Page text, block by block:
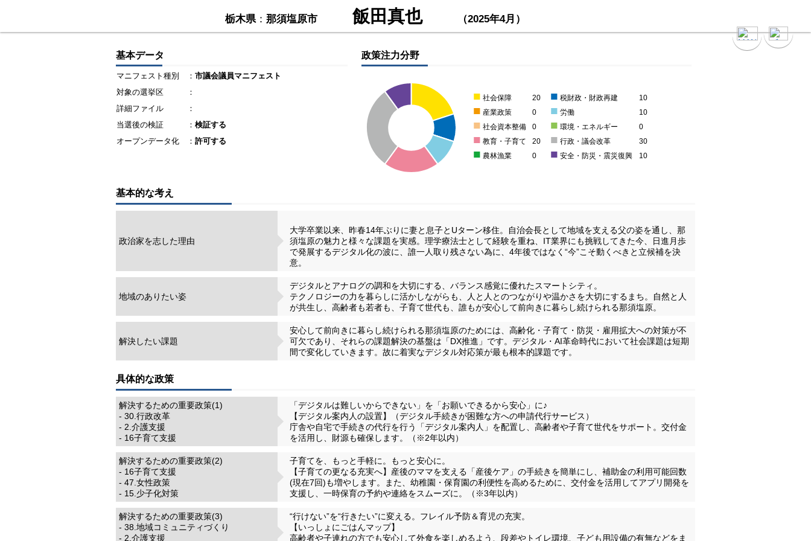
栃木県：那須塩原市 飯田真也 （2025年4月）
基本データ
マニフェスト種別 ： 市議会議員マニフェスト
対象の選挙区
：
詳細ファイル
：
当選後の検証
： 検証する
オープンデータ化
： 許可する
政策注力分野
■ 社会保障 20 ■ 税財政・財政再建 10
■ 産業政策 0 ■ 労働 10
■ 社会資本整備 0 ■ 環境・エネルギー 0
■ 教育・子育て 20 ■ 行政・議会改革 30
■ 農林漁業 0 ■ 安全・防災・震災復興 10
基本的な考え
政治家を志した理由
大学卒業以来、昨春14年ぶりに妻と息子とUターン移住。自治会長として地域を支える父の姿を通し、那
須塩原の魅力と様々な課題を実感。理学療法士として経験を重ね、IT業界にも挑戦してきた今、日進月歩
で発展するデジタル化の波に、誰一人取り残さない為に、4年後ではなく“今”こそ動くべきと立候補を決
意。
地域のありたい姿
デジタルとアナログの調和を大切にする、バランス感覚に優れたスマートシティ。
テクノロジーの力を暮らしに活かしながらも、人と人とのつながりや温かさを大切にするまち。自然と人
が共生し、高齢者も若者も、子育て世代も、誰もが安心して前向きに暮らし続けられる那須塩原。
解決したい課題
安心して前向きに暮らし続けられる那須塩原のためには、高齢化・子育て・防災・雇用拡大への対策が不
可欠であり、それらの課題解決の基盤は「DX推進」です。デジタル・AI革命時代において社会課題は短期
間で変化していきます。故に着実なデジタル対応策が最も根本的課題です。
具体的な政策
解決するための重要政策(1)
- 30.行政改革
- 2.介護支援
- 16子育て支援
「デジタルは難しいからできない」を「お願いできるから安心」に♪
【デジタル案内人の設置】（デジタル手続きが困難な方への申請代行サービス）
庁舎や自宅で手続きの代行を行う「デジタル案内人」を配置し、高齢者や子育て世代をサポート。交付金
を活用し、財源も確保します。（※2年以内）
解決するための重要政策(2)
- 16子育て支援
- 47.女性政策
- 15.少子化対策
子育てを、もっと手軽に。もっと安心に。
【子育ての更なる充実へ】産後のママを支える「産後ケア」の手続きを簡単にし、補助金の利用可能回数
(現在7回)も増やします。また、幼稚園・保育園の利便性を高めるために、交付金を活用してアプリ開発を
支援し、一時保育の予約や連絡をスムーズに。（※3年以内）
解決するための重要政策(3)
- 38.地域コミュニティづくり
- 2.介護支援
“行けない”を“行きたい”に変える。フレイル予防＆育児の充実。
【いっしょにごはんマップ】
高齢者や子連れの方でも安心して外食を楽しめるよう、段差やトイレ環境、子ども用設備の有無などをま